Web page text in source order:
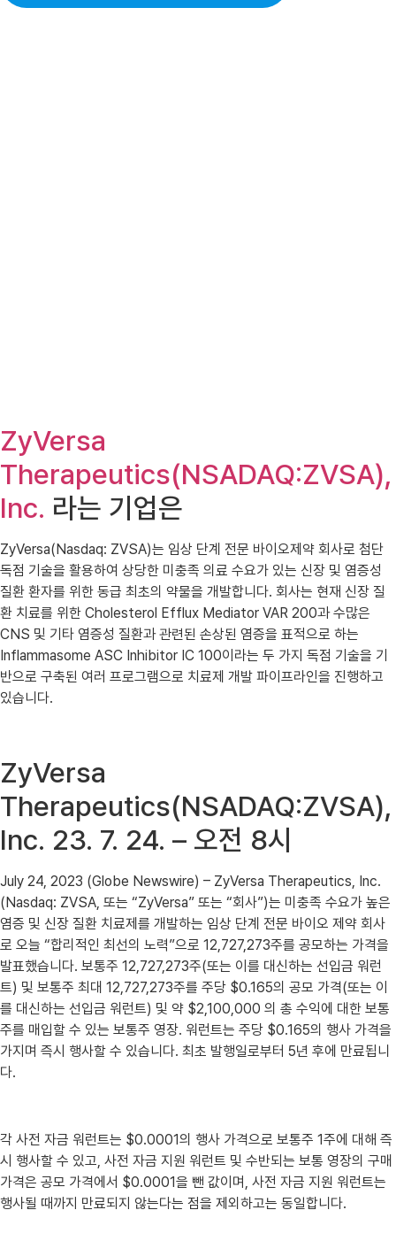
ZyVersa
Therapeutics(NSADAQ:ZVSA),
Inc. 라는 기업은
ZyVersa(Nasdaq: ZVSA)는 임상 단계 전문 바이오제약 회사로 첨단
독점 기술을 활용하여 상당한 미충족 의료 수요가 있는 신장 및 염증성
질환 환자를 위한 동급 최초의 약물을 개발합니다. 회사는 현재 신장 질
환 치료를 위한 Cholesterol Efflux Mediator VAR 200과 수많은
CNS 및 기타 염증성 질환과 관련된 손상된 염증을 표적으로 하는
Inflammasome ASC Inhibitor IC 100이라는 두 가지 독점 기술을 기
반으로 구축된 여러 프로그램으로 치료제 개발 파이프라인을 진행하고
있습니다.
ZyVersa
Therapeutics(NSADAQ:ZVSA),
Inc. 23. 7. 24. – 오전 8시
July 24, 2023 (Globe Newswire) – ZyVersa Therapeutics, Inc.
(Nasdaq: ZVSA, 또는 “ZyVersa” 또는 “회사”)는 미충족 수요가 높은
염증 및 신장 질환 치료제를 개발하는 임상 단계 전문 바이오 제약 회사
로 오늘 “합리적인 최선의 노력”으로 12,727,273주를 공모하는 가격을
발표했습니다. 보통주 12,727,273주(또는 이를 대신하는 선입금 워런
트) 및 보통주 최대 12,727,273주를 주당 $0.165의 공모 가격(또는 이
를 대신하는 선입금 워런트) 및 약 $2,100,000 의 총 수익에 대한 보통
주를 매입할 수 있는 보통주 영장. 워런트는 주당 $0.165의 행사 가격을
가지며 즉시 행사할 수 있습니다. 최초 발행일로부터 5년 후에 만료됩니
다.
각 사전 자금 워런트는 $0.0001의 행사 가격으로 보통주 1주에 대해 즉
시 행사할 수 있고, 사전 자금 지원 워런트 및 수반되는 보통 영장의 구매
가격은 공모 가격에서 $0.0001을 뺀 값이며, 사전 자금 지원 워런트는
행사될 때까지 만료되지 않는다는 점을 제외하고는 동일합니다.